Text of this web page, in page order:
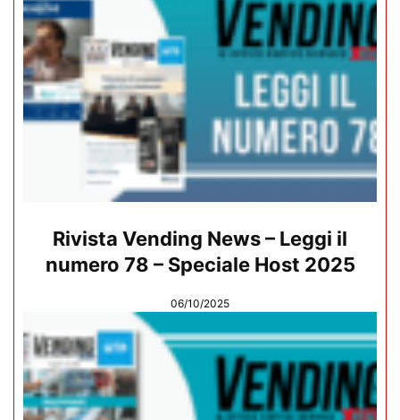
Rivista Vending News – Leggi il
numero 78 – Speciale Host 2025
06/10/2025